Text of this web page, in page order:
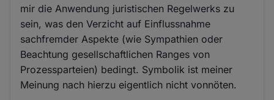
mir die Anwendung juristischen Regelwerks zu
sein, was den Verzicht auf Einflussnahme
sachfremder Aspekte (wie Sympathien oder
Beachtung gesellschaftlichen Ranges von
Prozessparteien) bedingt. Symbolik ist meiner
Meinung nach hierzu eigentlich nicht vonnöten.